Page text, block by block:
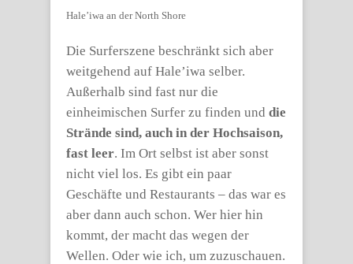
Hale’iwa an der North Shore
Die Surferszene beschränkt sich aber
weitgehend auf Hale’iwa selber.
Außerhalb sind fast nur die
einheimischen Surfer zu finden und die
Strände sind, auch in der Hochsaison,
fast leer. Im Ort selbst ist aber sonst
nicht viel los. Es gibt ein paar
Geschäfte und Restaurants – das war es
aber dann auch schon. Wer hier hin
kommt, der macht das wegen der
Wellen. Oder wie ich, um zuzuschauen.